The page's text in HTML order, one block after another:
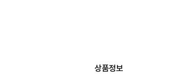
상품정보